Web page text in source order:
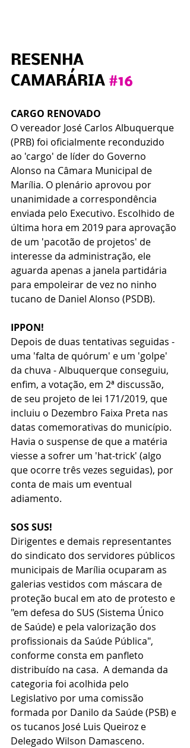
RESENHA
CAMARÁRIA #16
CARGO RENOVADO
O vereador José Carlos Albuquerque
(PRB) foi oficialmente reconduzido
ao 'cargo' de líder do Governo
Alonso na Câmara Municipal de
Marília. O plenário aprovou por
unanimidade a correspondência
enviada pelo Executivo. Escolhido de
última hora em 2019 para aprovação
de um 'pacotão de projetos' de
interesse da administração, ele
aguarda apenas a janela partidária
para empoleirar de vez no ninho
tucano de Daniel Alonso (PSDB).
IPPON!
Depois de duas tentativas seguidas -
uma 'falta de quórum' e um 'golpe'
da chuva - Albuquerque conseguiu,
enfim, a votação, em 2ª discussão,
de seu projeto de lei 171/2019, que
incluiu o Dezembro Faixa Preta nas
datas comemorativas do município.
Havia o suspense de que a matéria
viesse a sofrer um 'hat-trick' (algo
que ocorre três vezes seguidas), por
conta de mais um eventual
adiamento.
SOS SUS!
Dirigentes e demais representantes
do sindicato dos servidores públicos
municipais de Marília ocuparam as
galerias vestidos com máscara de
proteção bucal em ato de protesto e
"em defesa do SUS (Sistema Único
de Saúde) e pela valorização dos
profissionais da Saúde Pública",
conforme consta em panfleto
distribuído na casa.  A demanda da
categoria foi acolhida pelo
Legislativo por uma comissão
formada por Danilo da Saúde (PSB) e
os tucanos José Luis Queiroz e
Delegado Wilson Damasceno.